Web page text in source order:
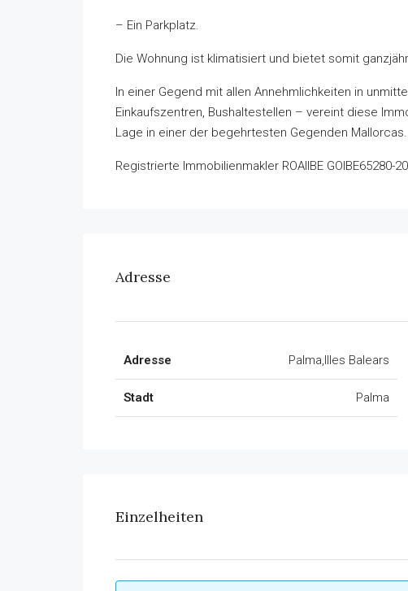
– Ein Parkplatz.
Die Wohnung ist klimatisiert und bietet somit
In einer Gegend mit allen Annehmlichkeiten in
Einkaufszentren, Bushaltestellen – vereint diese
Lage in einer der begehrtesten Gegenden Mallorcas.
Registrierte Immobilienmakler ROAIIBE GOIBE65280-
Adresse
Adresse Palma,Illes Balears
Stadt Palma
Einzelheiten